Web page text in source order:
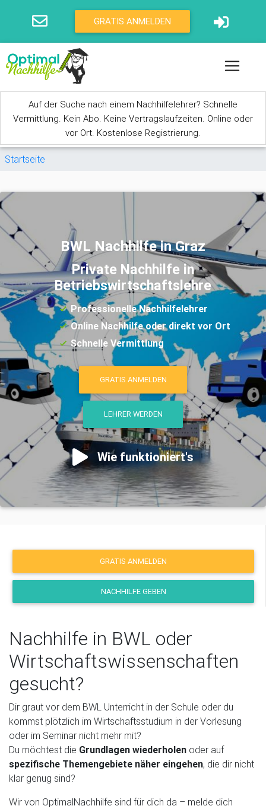
GRATIS ANMELDEN
Auf der Suche nach einem Nachhilfelehrer? Schnelle
Vermittlung. Kein Abo. Keine Vertragslaufzeiten. Online oder
vor Ort. Kostenlose Registrierung.
Sie sind hier
Startseite
BWL Nachhilfe in Graz
Private Nachhilfe in
Betriebswirtschaftslehre
Professionelle Nachhilfelehrer
Online Nachhilfe oder direkt vor Ort
Schnelle Vermittlung
GRATIS ANMELDEN
LEHRER WERDEN
Wie funktioniert's
GRATIS ANMELDEN
NACHHILFE GEBEN
Nachhilfe in BWL oder
Wirtschaftswissenschaften
gesucht?
Dir graut vor dem BWL Unterricht in der Schule oder du
kommst plötzlich im Wirtschaftsstudium in der Vorlesung
oder im Seminar nicht mehr mit?
Du möchtest die Grundlagen wiederholen oder auf
spezifische Themengebiete näher eingehen, die dir nicht
klar genug sind?
Wir von OptimalNachhilfe sind für dich da – melde dich